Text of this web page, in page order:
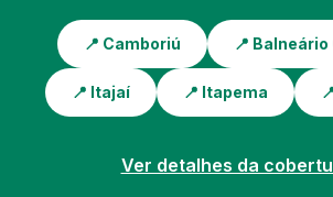
📍 Camboriú 📍
📍 Itajaí 📍 Itapema
Ver detalhes da